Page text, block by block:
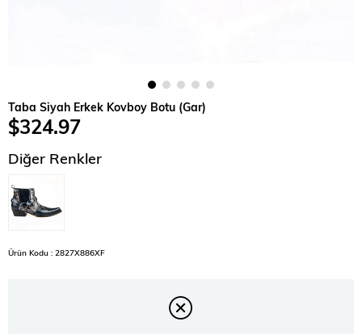
Taba Siyah Erkek Kovboy Botu (Gar)
$324.97
Diğer Renkler
Ürün Kodu : 2827X886XF